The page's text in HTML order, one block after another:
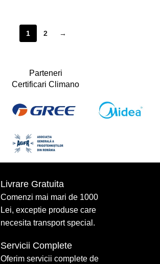
1 2 →
Parteneri
Certificari Climano
Livrare Gratuita
Comenzi mai mari de 1000
Lei, exceptie produse care
necesita transport special.
Servicii Complete
Oferim servicii complete de